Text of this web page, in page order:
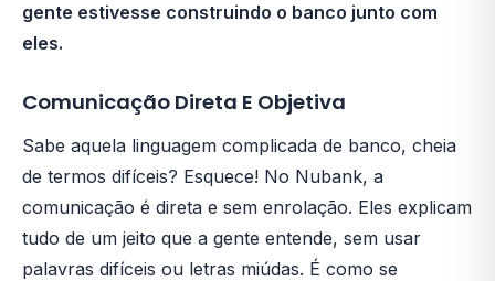
gente estivesse construindo o banco junto com
eles.
Comunicação Direta E Objetiva
Sabe aquela linguagem complicada de banco, cheia
de termos difíceis? Esquece! No Nubank, a
comunicação é direta e sem enrolação. Eles explicam
tudo de um jeito que a gente entende, sem usar
palavras difíceis ou letras miúdas. É como se